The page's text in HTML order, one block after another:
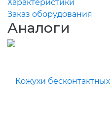
Характеристики
Заказ оборудования
Аналоги